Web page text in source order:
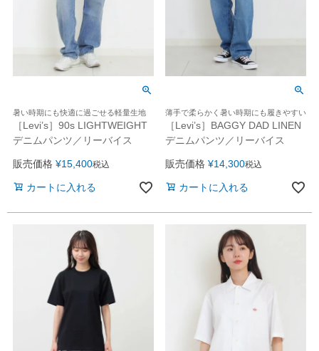
暑い時期にも快適に過ごせる軽量生地
［Levi’s］90s LIGHTWEIGHT
デニムパンツ／リーバイス
販売価格 ¥15,400税込
カートに入れる
薄手で柔らかく暑い時期にも履きやすい
［Levi’s］BAGGY DAD LINEN
デニムパンツ／リーバイス
販売価格 ¥14,300税込
カートに入れる